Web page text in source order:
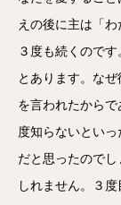
えの後に主は「
３度も続くので
とあります。な
を言われたから
度知らないとい
だと思ったので
しれません。３